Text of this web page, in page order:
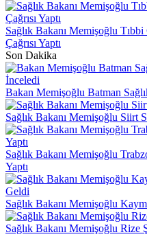
Sağlık Bakanı Memişoğlu
Çağrısı Yaptı
Son Dakika
Bakan Memişoğlu Batman
Sağlık Bakanı Memişoğlu Siirt
Sağlık Bakanı Memişoğlu
Yaptı
Sağlık Bakanı Memişoğlu
Sağlık Bakanı Memişoğlu Rize